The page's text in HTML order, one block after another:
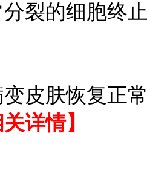
裂的细胞终
皮肤恢复正
详情】